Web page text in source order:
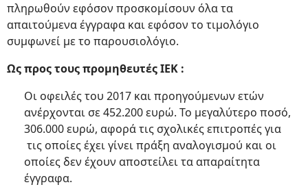
πληρωθούν εφόσον προσκομίσουν όλα τα
απαιτούμενα έγγραφα και εφόσον το τιμολόγιο
συμφωνεί με το παρουσιολόγιο.
Ως προς τους προμηθευτές ΙΕΚ :
Οι οφειλές του 2017 και προηγούμενων ετών
ανέρχονται σε 452.200 ευρώ. Το μεγαλύτερο ποσό,
306.000 ευρώ, αφορά τις σχολικές επιτροπές για
τις οποίες έχει γίνει πράξη αναλογισμού και οι
οποίες δεν έχουν αποστείλει τα απαραίτητα
έγγραφα.